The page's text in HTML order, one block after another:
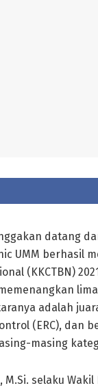
datang
UMM berhasil
(KKCTBN)
adalah
(ERC), dan
masing
selaku